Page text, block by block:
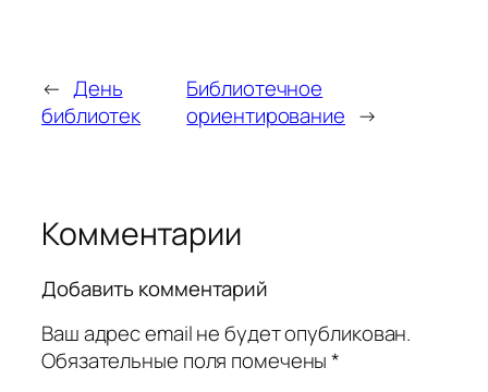
← День
библиотек
Библиотечное
ориентирование →
Комментарии
Добавить комментарий
Ваш адрес email не будет опубликован.
Обязательные поля помечены*